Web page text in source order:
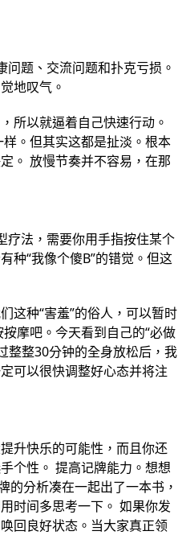
题、交流问题和扑克亏损。
地叹气。
所以就逼着自己快速行动。
。但其实这都是扯淡。根本
。 放慢节奏并不容易，在那
疗法，需要你用手指按住某个
种“我像个傻B”的错觉。但这
这种“害羞”的俗人，可以暂时
摩吧。今天看到自己的“必做
整整30分钟的全身放松后，我
可以很快调整好心态并将注
升快乐的可能性，而且你还
个性。 提高记牌能力。想想
分析凑在一起出了一本书，
时间多思考一下。 如果你发
回良好状态。当大家真正领